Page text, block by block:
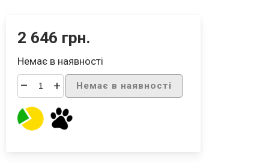
2 646 грн.
Немає в наявності
– + Немає в наявності